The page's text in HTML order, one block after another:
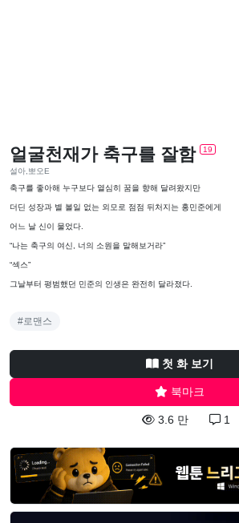
얼굴천재가 축구를 잘함 19
설아,뽀오E
축구를 좋아해 누구보다 열심히 꿈을 향해 달려왔지만
더딘 성장과 별 볼일 없는 외모로 점점 뒤처지는 홍민준에게
어느 날 신이 물었다.
“나는 축구의 여신, 너의 소원을 말해보거라”
“섹스”
그날부터 평범했던 민준의 인생은 완전히 달라졌다.
#로맨스
첫 화 보기
북마크
3.6 만 1